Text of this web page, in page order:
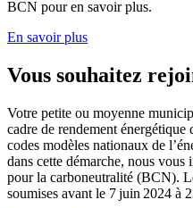
BCN pour en savoir plus.
En savoir plus
Vous souhaitez
Votre petite ou moyenne
cadre de rendement énergétique
codes modèles nationaux de
dans cette démarche, nous
pour la carboneutralité (BCN).
soumises avant le 7 juin 2024 à